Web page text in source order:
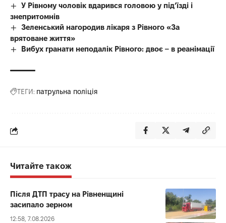
У Рівному чоловік вдарився головою у під’їзді і
знепритомнів
Зеленський нагородив лікаря з Рівного «За
врятоване життя»
Вибух гранати неподалік Рівного: двоє – в реанімації
ТЕГИ: патрульна поліція
Читайте також
Після ДТП трасу на Рівненщині
засипало зерном
12:58, 7.08.2026